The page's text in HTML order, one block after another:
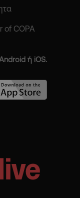
of COPA
ή iOS.